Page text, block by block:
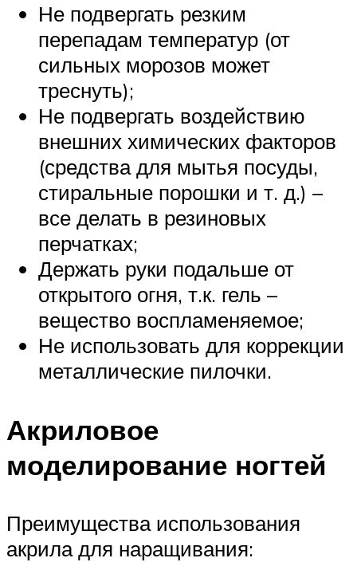
Не подвергать резким
перепадам температур (от
сильных морозов может
треснуть);
Не подвергать воздействию
внешних химических факторов
(средства для мытья посуды,
стиральные порошки и т. д.) –
все делать в резиновых
перчатках;
Держать руки подальше от
открытого огня, т.к. гель –
вещество воспламеняемое;
Не использовать для коррекции
металлические пилочки.
Акриловое
моделирование ногтей
Преимущества использования
акрила для наращивания: